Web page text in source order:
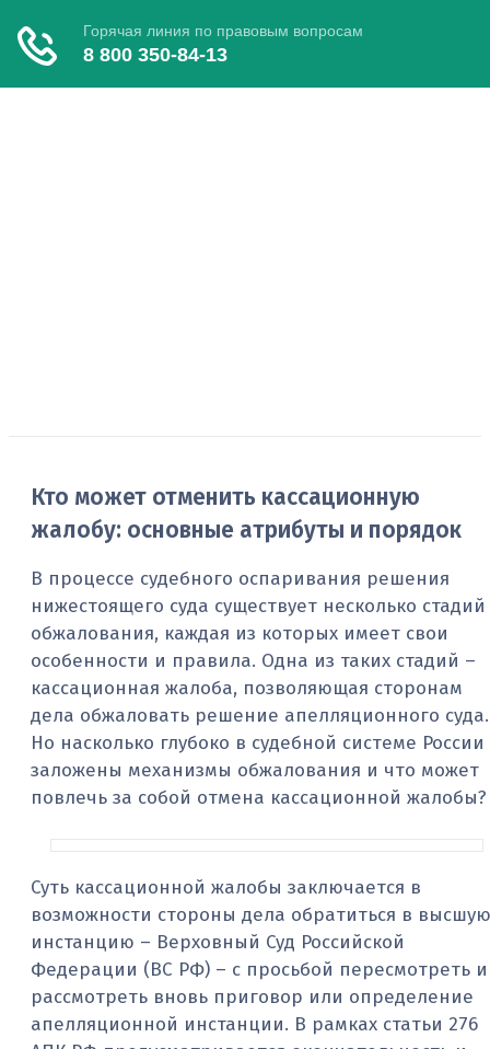
Кто может отменить кассационную
жалобу: основные атрибуты и порядок
В процессе судебного оспаривания решения
нижестоящего суда существует несколько стадий
обжалования, каждая из которых имеет свои
особенности и правила. Одна из таких стадий –
кассационная жалоба, позволяющая сторонам
дела обжаловать решение апелляционного суда.
Но насколько глубоко в судебной системе России
заложены механизмы обжалования и что может
повлечь за собой отмена кассационной жалобы?
Суть кассационной жалобы заключается в
возможности стороны дела обратиться в высшую
инстанцию – Верховный Суд Российской
Федерации (ВС РФ) – с просьбой пересмотреть и
рассмотреть вновь приговор или определение
апелляционной инстанции. В рамках статьи 276